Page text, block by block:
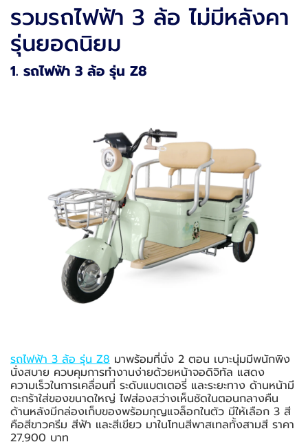
รวมรถไฟฟ้า 3 ล้อ ไม่มีหลังคา
รุ่นยอดนิยม
1. รถไฟฟ้า 3 ล้อ รุ่น Z8
รถไฟฟ้า 3 ล้อ รุ่น Z8 มาพร้อมที่นั่ง 2 ตอน เบาะนุ่มมีพนักพิง
นั่งสบาย ควบคุมการทำงานง่ายด้วยหน้าจอดิจิทัล แสดง
ความเร็วในการเคลื่อนที่ ระดับแบตเตอรี่ และระยะทาง ด้านหน้ามี
ตะกร้าใส่ของขนาดใหญ่ ไฟส่องสว่างเห็นชัดในตอนกลางคืน
ด้านหลังมีกล่องเก็บของพร้อมกุญแจล็อกในตัว มีให้เลือก 3 สี
คือสีขาวครีม สีฟ้า และสีเขียว มาในโทนสีพาสเทลทั้งสามสี ราคา
27,900 บาท